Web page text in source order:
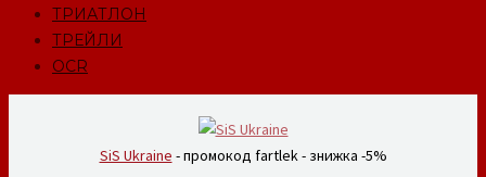
ТРИАТЛОН
ТРЕЙЛИ
OCR
SiS Ukraine - промокод fartlek - знижка -5%